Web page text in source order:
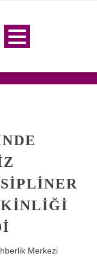
Merkezi